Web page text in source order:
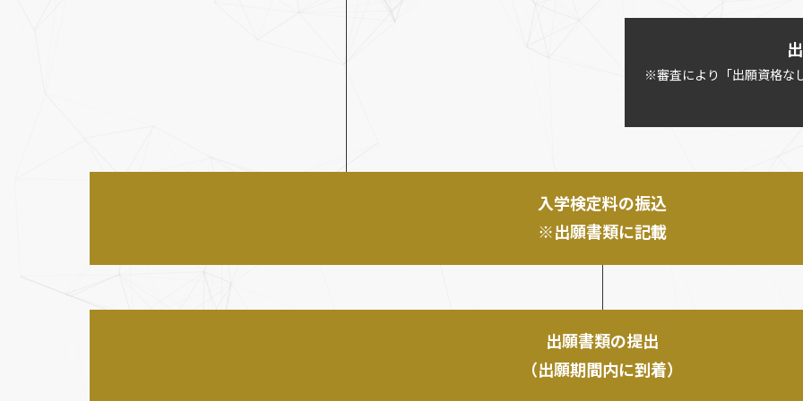
※審査により「出願資格な
入学検定料の振込
※出願書類に記載
出願書類の提出
（出願期間内に到着）